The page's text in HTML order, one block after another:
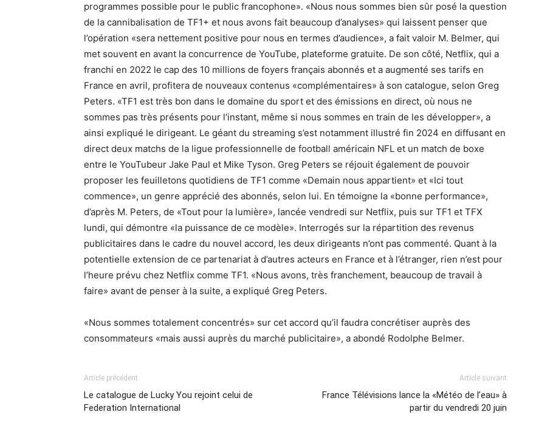
programmes possible pour le public francophone». «Nous nous sommes bien sûr posé la question
de la cannibalisation de TF1+ et nous avons fait beaucoup d’analyses» qui laissent penser que
l’opération «sera nettement positive pour nous en termes d’audience», a fait valoir M. Belmer, qui
met souvent en avant la concurrence de YouTube, plateforme gratuite. De son côté, Netflix, qui a
franchi en 2022 le cap des 10 millions de foyers français abonnés et a augmenté ses tarifs en
France en avril, profitera de nouveaux contenus «complémentaires» à son catalogue, selon Greg
Peters. «TF1 est très bon dans le domaine du sport et des émissions en direct, où nous ne
sommes pas très présents pour l’instant, même si nous sommes en train de les développer», a
ainsi expliqué le dirigeant. Le géant du streaming s’est notamment illustré fin 2024 en diffusant en
direct deux matchs de la ligue professionnelle de football américain NFL et un match de boxe
entre le YouTubeur Jake Paul et Mike Tyson. Greg Peters se réjouit également de pouvoir
proposer les feuilletons quotidiens de TF1 comme «Demain nous appartient» et «Ici tout
commence», un genre apprécié des abonnés, selon lui. En témoigne la «bonne performance»,
d’après M. Peters, de «Tout pour la lumière», lancée vendredi sur Netflix, puis sur TF1 et TFX
lundi, qui démontre «la puissance de ce modèle». Interrogés sur la répartition des revenus
publicitaires dans le cadre du nouvel accord, les deux dirigeants n’ont pas commenté. Quant à la
potentielle extension de ce partenariat à d’autres acteurs en France et à l’étranger, rien n’est pour
l’heure prévu chez Netflix comme TF1. «Nous avons, très franchement, beaucoup de travail à
faire» avant de penser à la suite, a expliqué Greg Peters.
«Nous sommes totalement concentrés» sur cet accord qu’il faudra concrétiser auprès des
consommateurs «mais aussi auprès du marché publicitaire», a abondé Rodolphe Belmer.
Article précédent
Le catalogue de Lucky You rejoint celui de
Federation International
Article suivant
France Télévisions lance la «Météo de l’eau» à
partir du vendredi 20 juin